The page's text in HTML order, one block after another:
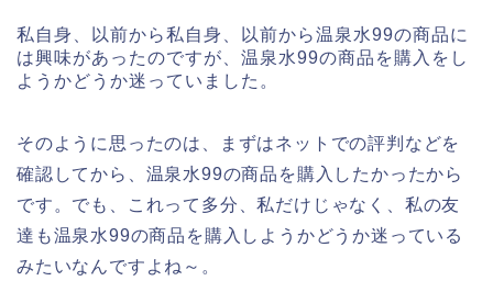
私自身、以前から私自身、以前から温泉水99の商品に
は興味があったのですが、温泉水99の商品を購入をし
ようかどうか迷っていました。
そのように思ったのは、まずはネットでの評判などを
確認してから、温泉水99の商品を購入したかったから
です。でも、これって多分、私だけじゃなく、私の友
達も温泉水99の商品を購入しようかどうか迷っている
みたいなんですよね～。